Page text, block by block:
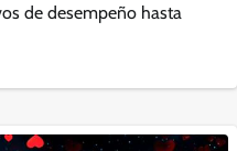
de desempeño hasta